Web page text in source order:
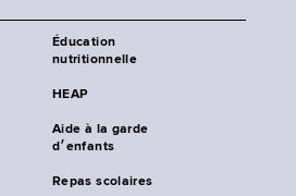
Éducation
nutritionnelle
HEAP
Aide à la garde
d׳enfants
Repas scolaires